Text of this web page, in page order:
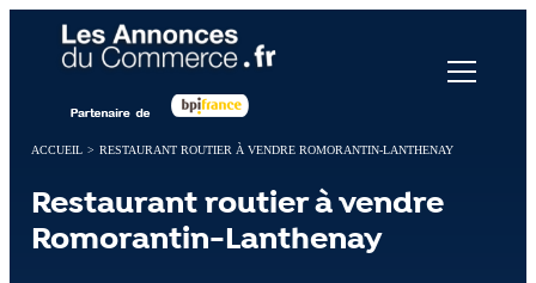
ACCUEIL > RESTAURANT ROUTIER À VENDRE ROMORANTIN-LANTHENAY
Restaurant routier à vendre
Romorantin-Lanthenay
Panneau de gestion des cookies